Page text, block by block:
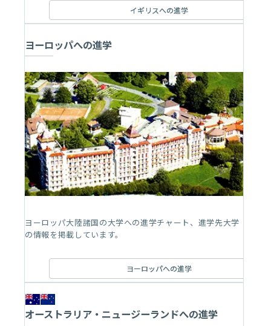
イギリスへの進学
ヨーロッパへの進学
ヨーロッパ大陸諸国の大学への進学チャート、進学先大学
の情報を掲載しています。
ヨーロッパへの進学
オーストラリア・ニュージーランドへの進学